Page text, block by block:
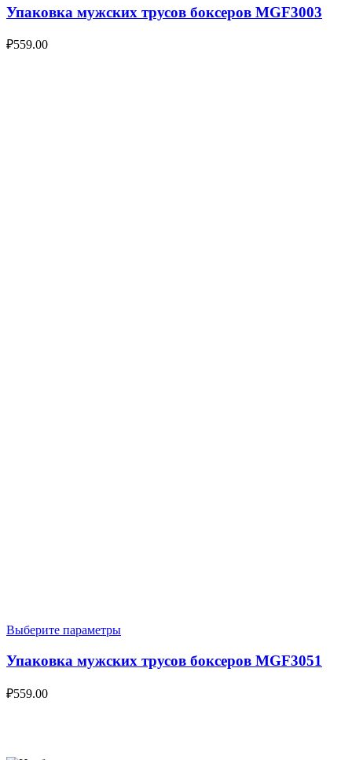
Упаковка мужских трусов боксеров MGF3003
₽559.00
Выберите параметры
Упаковка мужских трусов боксеров MGF3051
₽559.00